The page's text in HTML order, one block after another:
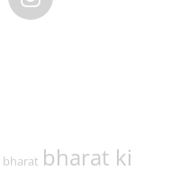
bharat bharat ki